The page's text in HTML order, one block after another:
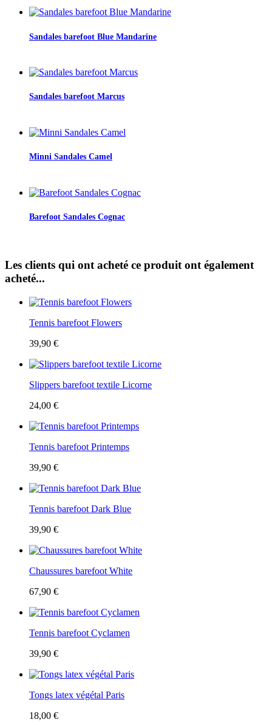
Sandales barefoot Blue Mandarine
Sandales barefoot Marcus
Minni Sandales Camel
Barefoot Sandales Cognac
Les clients qui ont acheté ce produit ont également
acheté...
Tennis barefoot Flowers
39,90 €
Slippers barefoot textile Licorne
24,00 €
Tennis barefoot Printemps
39,90 €
Tennis barefoot Dark Blue
39,90 €
Chaussures barefoot White
67,90 €
Tennis barefoot Cyclamen
39,90 €
Tongs latex végétal Paris
18,00 €